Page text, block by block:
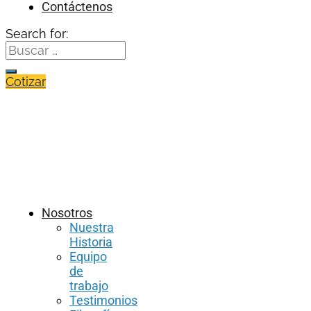
Contáctenos
Search for:
Cotizar
Nosotros
Nuestra
Historia
Equipo
de
trabajo
Testimonios